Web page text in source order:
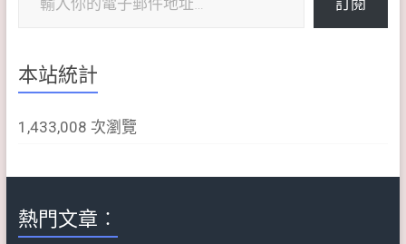
訂閱
本站統計
1,433,008 次瀏覽
熱門文章︰